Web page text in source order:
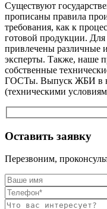
Существуют
прописаны правила
требования, как к
готовой продукции. Для
привлечены различные
эксперты. Также, наше
собственные
ГОСТы. Выпуск ЖБИ в
(техническими
Оставить заявку
Перезвоним,